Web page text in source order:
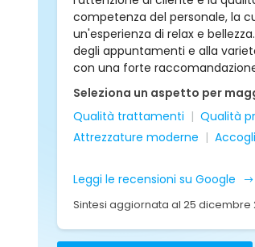
competenza del personale, la
un'esperienza di relax e
degli appuntamenti e alla
con una forte
Seleziona un aspetto per
Qualità trattamenti
Qualità
Attrezzature moderne
Leggi le recensioni su Google
Sintesi aggiornata al 25 dicembre